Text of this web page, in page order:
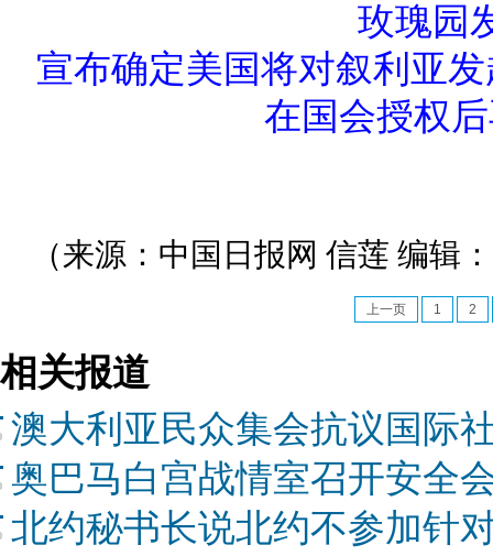
玫瑰园
宣布确定美国将对叙利亚
在国会授权
（来源：中国日报网 信莲 编辑
上一页 1 2
相关报道
澳大利亚民众集会抗议国际
奥巴马白宫战情室召开安全
北约秘书长说北约不参加针